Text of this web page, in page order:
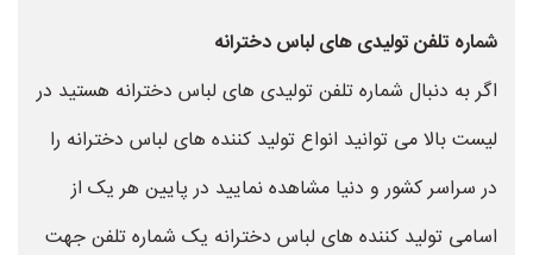
شماره تلفن تولیدی های لباس دخترانه
اگر به دنبال شماره تلفن تولیدی های لباس دخترانه هستید در
لیست بالا می توانید انواع تولید کننده های لباس دخترانه را
در سراسر کشور و دنیا مشاهده نمایید در پایین هر یک از
اسامی تولید کننده های لباس دخترانه یک شماره تلفن جهت